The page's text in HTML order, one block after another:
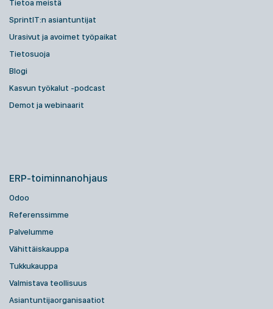
Tietoa meistä
SprintIT:n asiantuntijat
Urasivut ja avoimet työpaikat
Tietosuoja
Blogi
Kasvun työkalut -podcast
Demot ja webinaarit
ERP-toiminnanohjaus
Odoo
Referenssimme
Palvelumme
Vähittäiskauppa
Tukkukauppa
Valmistava teollisuus
Asiantuntijaorganisaatiot